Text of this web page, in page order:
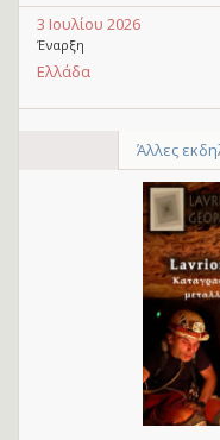
3 Ιουλίου 2026
Έναρξη
Ελλάδα
Άλλες